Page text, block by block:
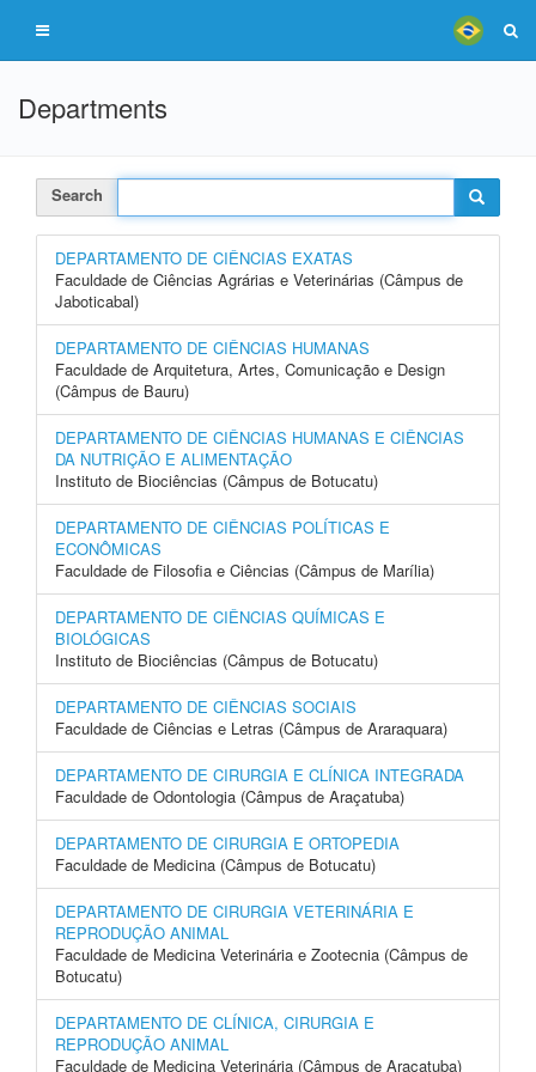
Departments
Search
DEPARTAMENTO DE CIÊNCIAS EXATAS
Faculdade de Ciências Agrárias e Veterinárias (Câmpus de
Jaboticabal)
DEPARTAMENTO DE CIÊNCIAS HUMANAS
Faculdade de Arquitetura, Artes, Comunicação e Design
(Câmpus de Bauru)
DEPARTAMENTO DE CIÊNCIAS HUMANAS E CIÊNCIAS
DA NUTRIÇÃO E ALIMENTAÇÃO
Instituto de Biociências (Câmpus de Botucatu)
DEPARTAMENTO DE CIÊNCIAS POLÍTICAS E
ECONÔMICAS
Faculdade de Filosofia e Ciências (Câmpus de Marília)
DEPARTAMENTO DE CIÊNCIAS QUÍMICAS E
BIOLÓGICAS
Instituto de Biociências (Câmpus de Botucatu)
DEPARTAMENTO DE CIÊNCIAS SOCIAIS
Faculdade de Ciências e Letras (Câmpus de Araraquara)
DEPARTAMENTO DE CIRURGIA E CLÍNICA INTEGRADA
Faculdade de Odontologia (Câmpus de Araçatuba)
DEPARTAMENTO DE CIRURGIA E ORTOPEDIA
Faculdade de Medicina (Câmpus de Botucatu)
DEPARTAMENTO DE CIRURGIA VETERINÁRIA E
REPRODUÇÃO ANIMAL
Faculdade de Medicina Veterinária e Zootecnia (Câmpus de
Botucatu)
DEPARTAMENTO DE CLÍNICA, CIRURGIA E
REPRODUÇÃO ANIMAL
Faculdade de Medicina Veterinária (Câmpus de Araçatuba)